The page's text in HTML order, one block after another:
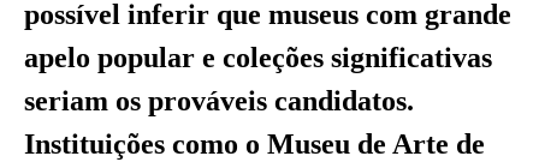
possível inferir que museus com grande
apelo popular e coleções significativas
seriam os prováveis candidatos.
Instituições como o Museu de Arte de